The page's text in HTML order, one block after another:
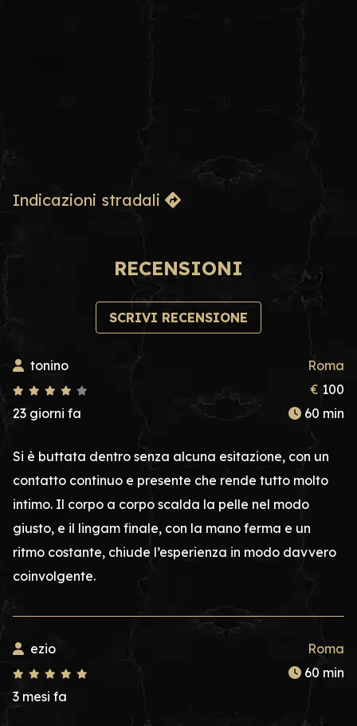
Indicazioni stradali
RECENSIONI
SCRIVI RECENSIONE
tonino
23 giorni fa
Roma
€ 100
60 min
Si è buttata dentro senza alcuna esitazione, con un
contatto continuo e presente che rende tutto molto
intimo. Il corpo a corpo scalda la pelle nel modo
giusto, e il lingam finale, con la mano ferma e un
ritmo costante, chiude l’esperienza in modo davvero
coinvolgente.
ezio
3 mesi fa
Roma
60 min